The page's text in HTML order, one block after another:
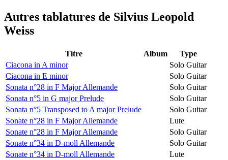
Autres tablatures de Silvius Leopold
Weiss
Titre Album
Type
Ciacona in A minor
Solo Guitar
Ciacona in E minor
Solo Guitar
Sonata n°28 in F Major Allemande
Solo Guitar
Sonata n°5 in G major Prelude
Solo Guitar
Sonata n°5 Transposed to A major Prelude
Solo Guitar
Sonate n°28 in F Major Allemande
Lute
Sonate n°28 in F Major Allemande
Solo Guitar
Sonate n°34 in D-moll Allemande
Solo Guitar
Sonate n°34 in D-moll Allemande
Lute